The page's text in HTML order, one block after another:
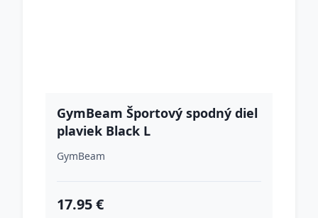
GymBeam Športový spodný diel
plaviek Black L
GymBeam
17.95 €